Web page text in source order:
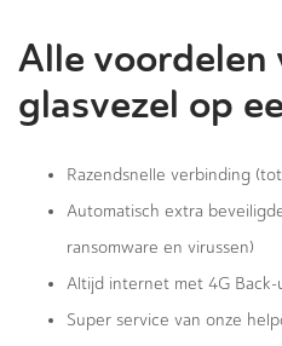
Alle voordelen
glasvezel op
Razendsnelle verbinding
Automatisch extra
ransomware en virussen)
Altijd internet met 4G Back-
Super service van onze